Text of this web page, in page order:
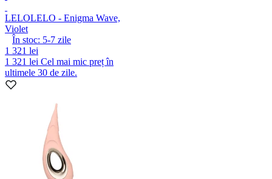
LELOLELO - Enigma Wave,
Violet
În stoc: 5-7 zile
1 321 lei
1 321 lei Cel mai mic preț în
ultimele 30 de zile.